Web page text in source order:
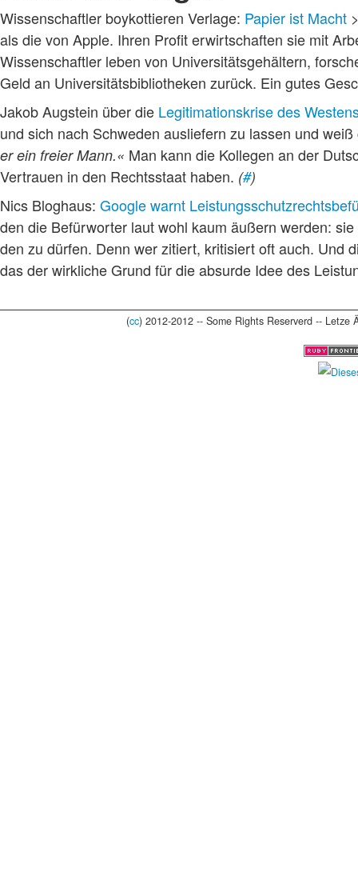
Wissenschaftler boykottieren Verlage: Papier ist Macht
als die von Apple. Ihren Profit erwirtschaften sie mit
Wissenschaftler leben von Universitätsgehältern,
Geld an Universitätsbibliotheken zurück. Ein gutes
Jakob Augstein über die Legitimationskrise des
und sich nach Schweden ausliefern zu lassen und
er ein freier Mann.« Man kann die Kollegen an der
Vertrauen in den Rechtsstaat haben. (#)
Nics Bloghaus: Google warnt
den die Befürworter laut wohl kaum äußern wer­den:
den zu dür­fen. Denn wer zitiert, kri­ti­siert oft auch.
das der wirk­li­che Grund für die absurde Idee des
(cc) 2012-2012 -- Some Rights Reserverd --